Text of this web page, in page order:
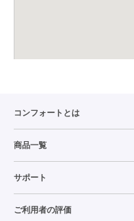
コンフォートとは
商品一覧
サポート
ご利用者の評価